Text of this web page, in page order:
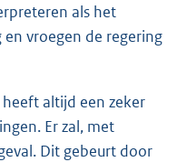
als het
vroegen de regering
heeft altijd een zeker
Er zal, met
Dit gebeurt door